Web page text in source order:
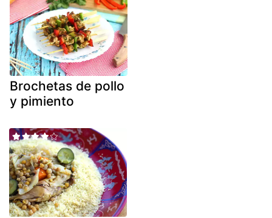
Brochetas de pollo
y pimiento